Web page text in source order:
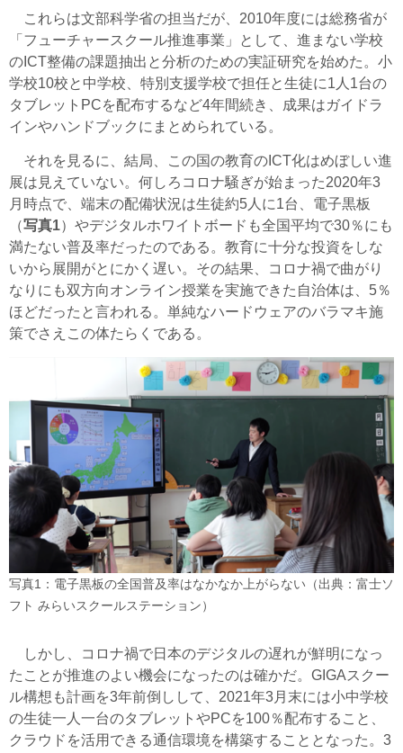
これらは文部科学省の担当だが、2010年度には総務省が
「フューチャースクール推進事業」として、進まない学校
のICT整備の課題抽出と分析のための実証研究を始めた。小
学校10校と中学校、特別支援学校で担任と生徒に1人1台の
タブレットPCを配布するなど4年間続き、成果はガイドラ
インやハンドブックにまとめられている。
それを見るに、結局、この国の教育のICT化はめぼしい進
展は見えていない。何しろコロナ騒ぎが始まった2020年3
月時点で、端末の配備状況は生徒約5人に1台、電子黒板
（写真1）やデジタルホワイトボードも全国平均で30％にも
満たない普及率だったのである。教育に十分な投資をしな
いから展開がとにかく遅い。その結果、コロナ禍で曲がり
なりにも双方向オンライン授業を実施できた自治体は、5％
ほどだったと言われる。単純なハードウェアのバラマキ施
策でさえこの体たらくである。
写真1：電子黒板の全国普及率はなかなか上がらない（出典：富士ソ
フト みらいスクールステーション）
しかし、コロナ禍で日本のデジタルの遅れが鮮明になっ
たことが推進のよい機会になったのは確かだ。GIGAスクー
ル構想も計画を3年前倒しして、2021年3月末には小中学校
の生徒一人一台のタブレットやPCを100％配布すること、
クラウドを活用できる通信環境を構築することとなった。3